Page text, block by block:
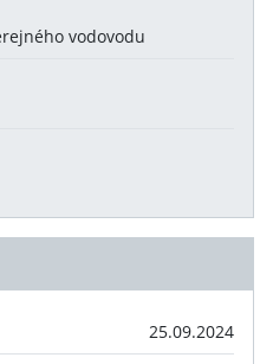
vodovodu
25.09.2024